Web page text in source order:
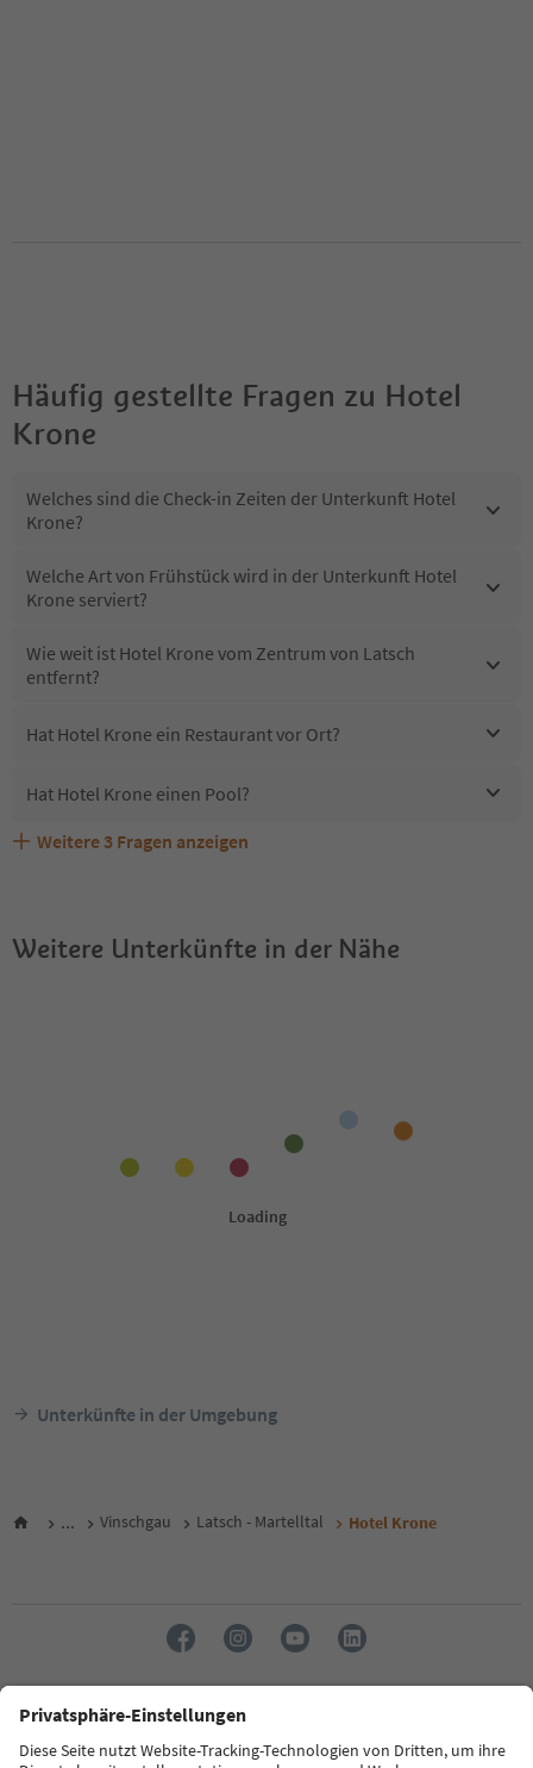
Häufig gestellte Fragen zu Hotel
Krone
Welches sind die Check-in Zeiten der Unterkunft Hotel
Krone?
Welche Art von Frühstück wird in der Unterkunft Hotel
Krone serviert?
Wie weit ist Hotel Krone vom Zentrum von Latsch
entfernt?
Hat Hotel Krone ein Restaurant vor Ort?
Hat Hotel Krone einen Pool?
Sind Haustiere in der Unterkunft Hotel Krone erlaubt?
Welche Services bietet Hotel Krone?
Erhalten die Gäste von Hotel Krone einen Südtirol
Weitere 3 Fragen anzeigen
Weitere Unterkünfte in der Nähe
Unterkünfte in der Umgebung
... Vinschgau Latsch - Martelltal Hotel Krone
Sprache: Deutsch